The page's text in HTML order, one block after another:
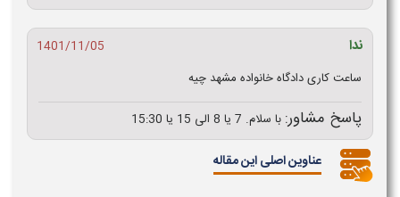
ندا
1401/11/05
ساعت کاری دادگاه خانواده مشهد چیه
پاسخ مشاور: با سلام. 7 یا 8 الی 15 یا 15:30
عناوین اصلی این مقاله